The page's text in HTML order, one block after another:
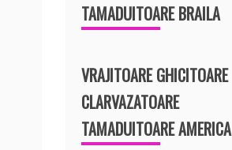
TAMADUITOARE BRAILA
VRAJITOARE GHICITOARE
CLARVAZATOARE
TAMADUITOARE AMERICA